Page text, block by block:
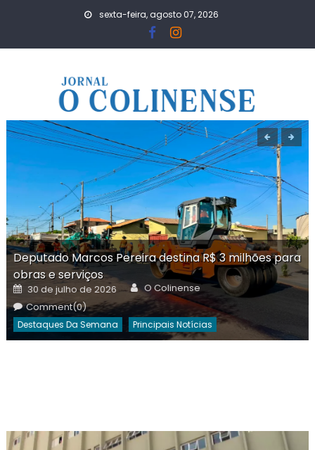
sexta-feira, agosto 07, 2026
Deputado Marcos Pereira destina R$ 3 milhões para
obras e serviços
Posted
on
30 de julho de 2026 Author
O Colinense
Comment(0)
Destaques Da Semana Principais Notícias